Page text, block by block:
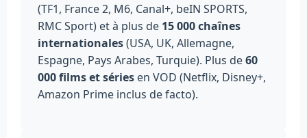
(TF1, France 2, M6, Canal+, beIN SPORTS,
RMC Sport) et à plus de 15 000 chaînes
internationales(USA, UK, Allemagne,
Espagne, Pays Arabes, Turquie). Plus de60
000 films et séries en VOD (Netflix, Disney+,
Amazon Prime inclus de facto).